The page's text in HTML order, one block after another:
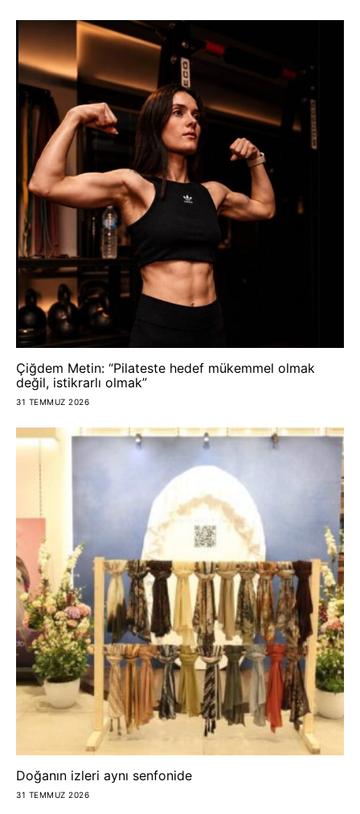
Çiğdem Metin: “Pilateste hedef mükemmel olmak
değil, istikrarlı olmak”
31 TEMMUZ 2026
Doğanın izleri aynı senfonide
31 TEMMUZ 2026